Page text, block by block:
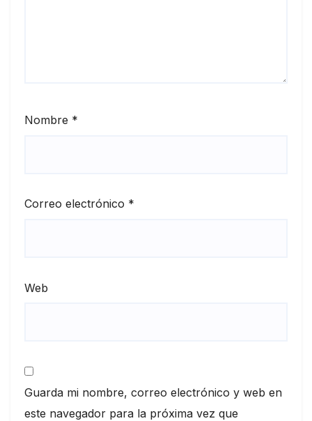
Nombre *
Correo electrónico *
Web
Guarda mi nombre, correo electrónico y web en
este navegador para la próxima vez que